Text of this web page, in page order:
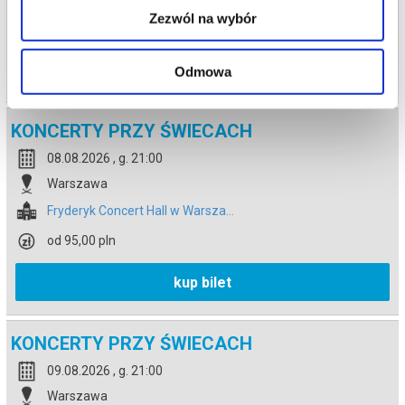
Zezwól na wybór
Odmowa
kup bilet
KONCERTY PRZY ŚWIECACH
08.08.2026 , g. 21:00
Warszawa
Fryderyk Concert Hall w Warsza...
od 95,00 pln
kup bilet
KONCERTY PRZY ŚWIECACH
09.08.2026 , g. 21:00
Warszawa